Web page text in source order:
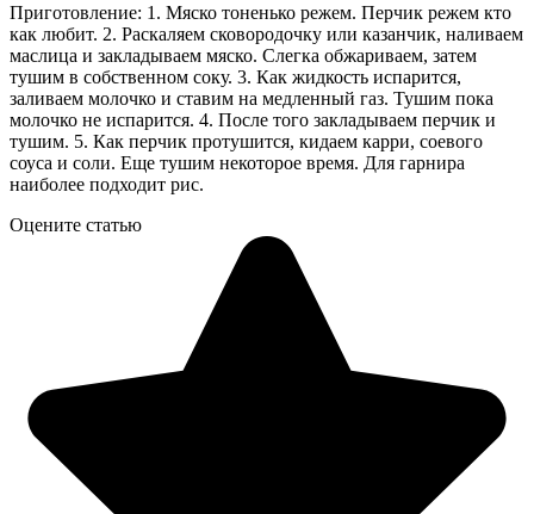
Приготовление: 1. Мяско тоненько режем. Перчик режем кто
как любит. 2. Раскаляем сковородочку или казанчик, наливаем
маслица и закладываем мяско. Слегка обжариваем, затем
тушим в собственном соку. 3. Как жидкость испарится,
заливаем молочко и ставим на медленный газ. Тушим пока
молочко не испарится. 4. После того закладываем перчик и
тушим. 5. Как перчик протушится, кидаем карри, соевого
соуса и соли. Еще тушим некоторое время. Для гарнира
наиболее подходит рис.
Оцените статью